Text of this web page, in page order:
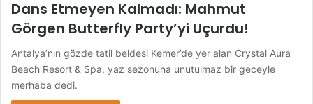
Dans Etmeyen Kalmadı: Mahmut
Görgen Butterfly Party’yi Uçurdu!
Antalya’nın gözde tatil beldesi Kemer’de yer alan Crystal Aura
Beach Resort & Spa, yaz sezonuna unutulmaz bir geceyle
merhaba dedi.